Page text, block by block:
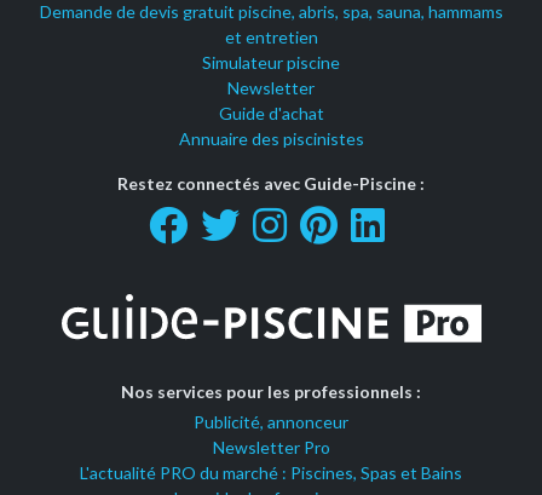
Demande de devis gratuit piscine, abris, spa, sauna, hammams
et entretien
Simulateur piscine
Newsletter
Guide d'achat
Annuaire des piscinistes
Restez connectés avec Guide-Piscine :
Nos services pour les professionnels :
Publicité, annonceur
Newsletter Pro
L'actualité PRO du marché : Piscines, Spas et Bains